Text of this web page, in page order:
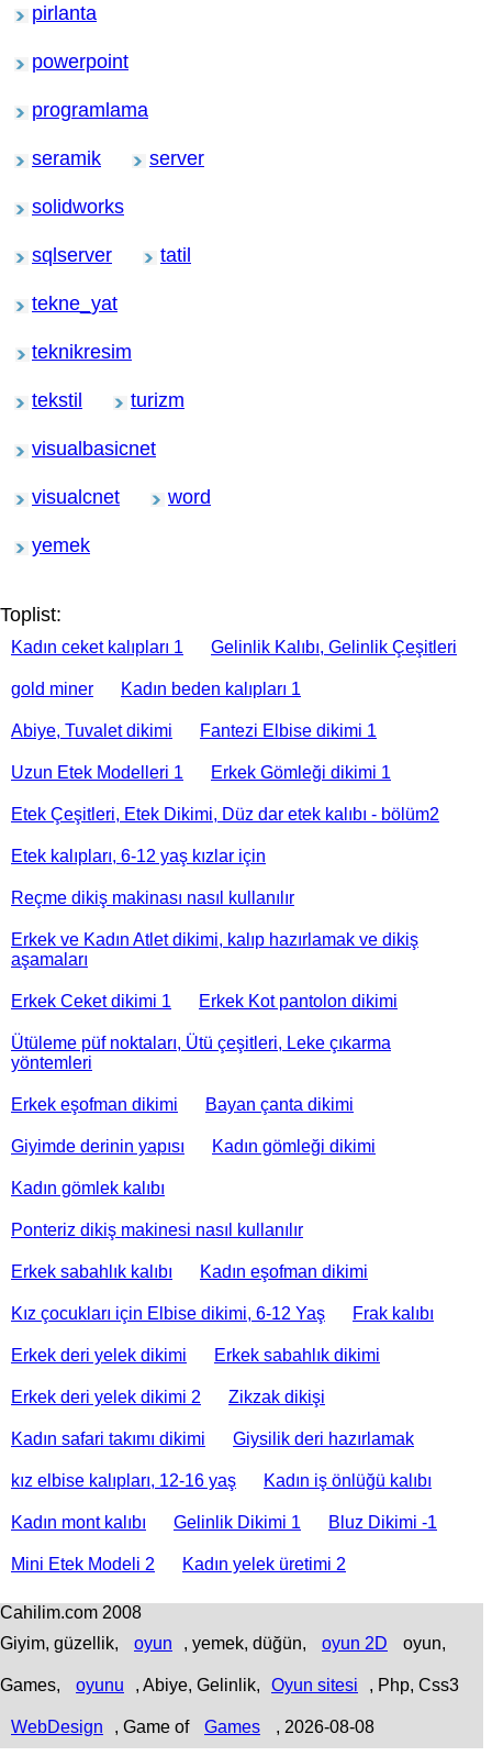
pirlanta
powerpoint
programlama
seramik server
solidworks
sqlserver tatil
tekne_yat
teknikresim
tekstil turizm
visualbasicnet
visualcnet word
yemek
Toplist:
Kadın ceket kalıpları 1 Gelinlik Kalıbı, Gelinlik Çeşitleri
gold miner Kadın beden kalıpları 1
Abiye, Tuvalet dikimi Fantezi Elbise dikimi 1
Uzun Etek Modelleri 1 Erkek Gömleği dikimi 1
Etek Çeşitleri, Etek Dikimi, Düz dar etek kalıbı - bölüm2
Etek kalıpları, 6-12 yaş kızlar için
Reçme dikiş makinası nasıl kullanılır
Erkek ve Kadın Atlet dikimi, kalıp hazırlamak ve dikiş
aşamaları
Erkek Ceket dikimi 1 Erkek Kot pantolon dikimi
Ütüleme püf noktaları, Ütü çeşitleri, Leke çıkarma
yöntemleri
Erkek eşofman dikimi Bayan çanta dikimi
Giyimde derinin yapısı Kadın gömleği dikimi
Kadın gömlek kalıbı
Ponteriz dikiş makinesi nasıl kullanılır
Erkek sabahlık kalıbı Kadın eşofman dikimi
Kız çocukları için Elbise dikimi, 6-12 Yaş Frak kalıbı
Erkek deri yelek dikimi Erkek sabahlık dikimi
Erkek deri yelek dikimi 2 Zikzak dikişi
Kadın safari takımı dikimi Giysilik deri hazırlamak
kız elbise kalıpları, 12-16 yaş Kadın iş önlüğü kalıbı
Kadın mont kalıbı Gelinlik Dikimi 1 Bluz Dikimi -1
Mini Etek Modeli 2 Kadın yelek üretimi 2
Cahilim.com 2008
Giyim, güzellik,
oyun , yemek, düğün, oyun 2D oyun,
Games, oyunu , Abiye, Gelinlik, Oyun sitesi , Php, Css3
WebDesign , Game of Games , 2026-08-08